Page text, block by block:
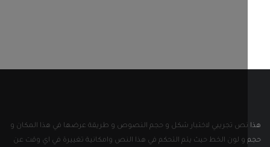
تجريبي لاختبار شكل و حجم النصوص و طريقة عرضها في هذا المكان و
لون الخط حيث يتم التحكم في هذا النص وامكانية تغييرة في اي وقت عن